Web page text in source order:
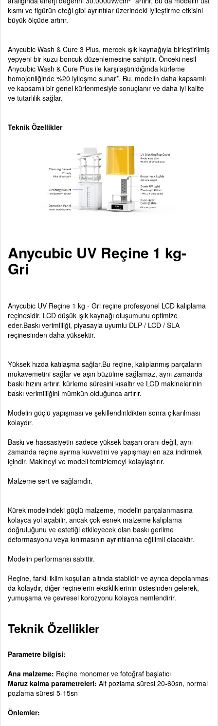
kısmı ve figürün eteği gibi ayrıntılar üzerindeki iyileştirme etkisini
büyük ölçüde artırır.
Anycubic Wash & Cure 3 Plus, mercek ışık kaynağıyla birleştirilmiş
yepyeni bir kuzu boncuk düzenlemesine sahiptir. Önceki nesil
Anycubic Wash & Cure Plus ile karşılaştırıldığında kürleme
homojenliğinde %20 iyileşme sunar*. Bu, modelin daha kapsamlı
ve kapsamlı bir genel kürlenmesiyle sonuçlanır ve daha iyi kalite
ve tutarlılık sağlar.
Teknik Özellikler
Anycubic UV Reçine 1 kg-
Gri
Anycubic UV Reçine 1 kg - Gri reçine profesyonel LCD kalıplama
reçinesidir. LCD düşük ışık kaynağı oluşumunu optimize
eder.Baskı verimliliği, piyasayla uyumlu DLP / LCD / SLA
reçinesinden daha yüksektir.
Yüksek hızda katılaşma sağlar.Bu reçine, kalıplanmış parçaların
mukavemetini sağlar ve aşırı büzülme sağlamaz, aynı zamanda
baskı hızını artırır, kürleme süresini kısaltır ve LCD makinelerinin
baskı verimliliğini mümkün olduğunca artırır.
Modelin güçlü yapışması ve şekillendirildikten sonra çıkarılması
kolaydır.
Baskı ve hassasiyetin sadece yüksek başarı oranı değil, aynı
zamanda reçine ayırma kuvvetini ve yapışmayı en aza indirmek
içindir. Makineyi ve modeli temizlemeyi kolaylaştırır.
Malzeme sert ve sağlamdır.
Kürek modelindeki güçlü malzeme, modelin parçalanmasına
kolayca yol açabilir, ancak çok esnek malzeme kalıplama
doğruluğunu ve estetiği etkileyecek olan baskı gerilme
deformasyonu veya kırılmasının ayrıntılarına eğilimli olacaktır.
Modelin performansı sabittir.
Reçine, farklı iklim koşulları altında stabildir ve ayrıca depolanması
da kolaydır, diğer reçinelerin eksikliklerinin üstesinden gelerek,
yumuşama ve çevresel korozyonu kolayca nemlendirir.
Teknik Özellikler
Parametre bilgisi:
Ana malzeme: Reçine monomer ve fotoğraf başlatıcı
Maruz kalma parametreleri: Alt pozlama süresi 20-60sn, normal
pozlama süresi 5-15sn
Önlemler: